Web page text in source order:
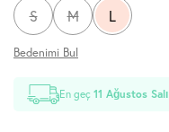
S M L
Bedenimi Bul
En geç11 Ağustos Salı